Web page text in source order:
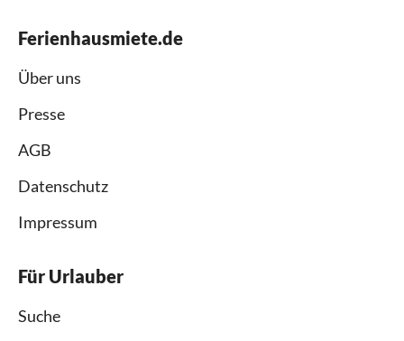
Ferienhausmiete.de
Über uns
Presse
AGB
Datenschutz
Impressum
Für Urlauber
Suche